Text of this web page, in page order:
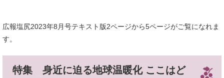
広報塩尻2023年8月号テキスト版2ページから5ページがご覧になれま
す。
特集 身近に迫る地球温暖化 ここはど